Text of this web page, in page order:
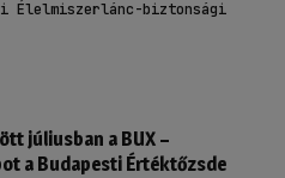
Élelmiszerlánc-biztonsági
júliusban a BUX –
a Budapesti Értéktőzsde